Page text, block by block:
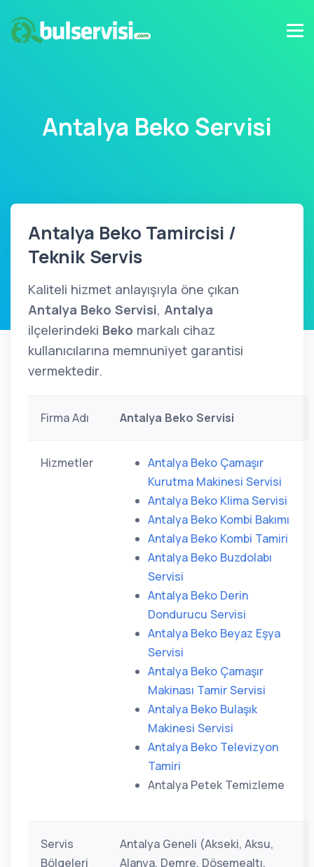
Antalya Beko Servisi
Antalya Beko Tamircisi /
Teknik Servis
Kaliteli hizmet anlayışıyla öne çıkan
Antalya Beko Servisi, Antalya
ilçelerindeki Beko markalı cihaz
kullanıcılarına memnuniyet garantisi
vermektedir.
Firma Adı Antalya Beko Servisi
Hizmetler
Antalya Beko Çamaşır
Kurutma Makinesi Servisi
Antalya Beko Klima Servisi
Antalya Beko Kombi Bakımı
Antalya Beko Kombi Tamiri
Antalya Beko Buzdolabı
Servisi
Antalya Beko Derin
Dondurucu Servisi
Antalya Beko Beyaz Eşya
Servisi
Antalya Beko Çamaşır
Makinası Tamir Servisi
Antalya Beko Bulaşık
Makinesi Servisi
Antalya Beko Televizyon
Tamiri
Antalya Petek Temizleme
Servis
Bölgeleri
Antalya Geneli (Akseki, Aksu,
Alanya, Demre, Döşemealtı,